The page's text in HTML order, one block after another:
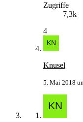
Zugriffe
7,3k
4
Knusel
5. Mai 2018